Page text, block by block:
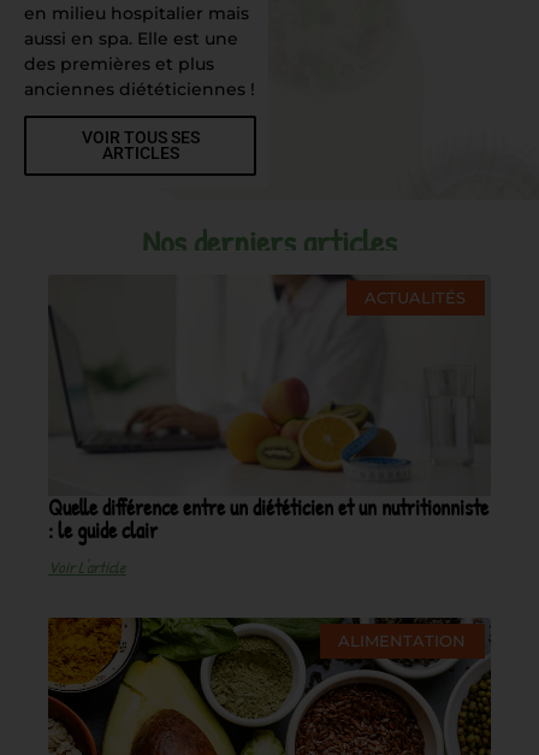
en milieu hospitalier mais
aussi en spa. Elle est une
des premières et plus
anciennes diététiciennes !
VOIR TOUS SES
ARTICLES
Nos derniers articles
ACTUALITÉS
Quelle différence entre un diététicien et un nutritionniste
: le guide clair
Voir L'article
ALIMENTATION